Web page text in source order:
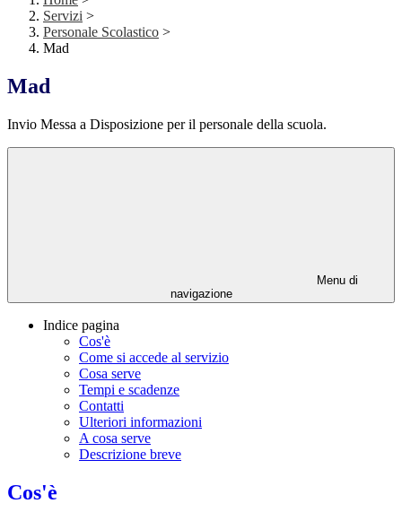
Servizi >
Personale Scolastico >
Mad
Mad
Invio Messa a Disposizione per il personale della scuola.
Menu di
navigazione
Indice pagina
Cos'è
Come si accede al servizio
Cosa serve
Tempi e scadenze
Contatti
Ulteriori informazioni
A cosa serve
Descrizione breve
Cos'è